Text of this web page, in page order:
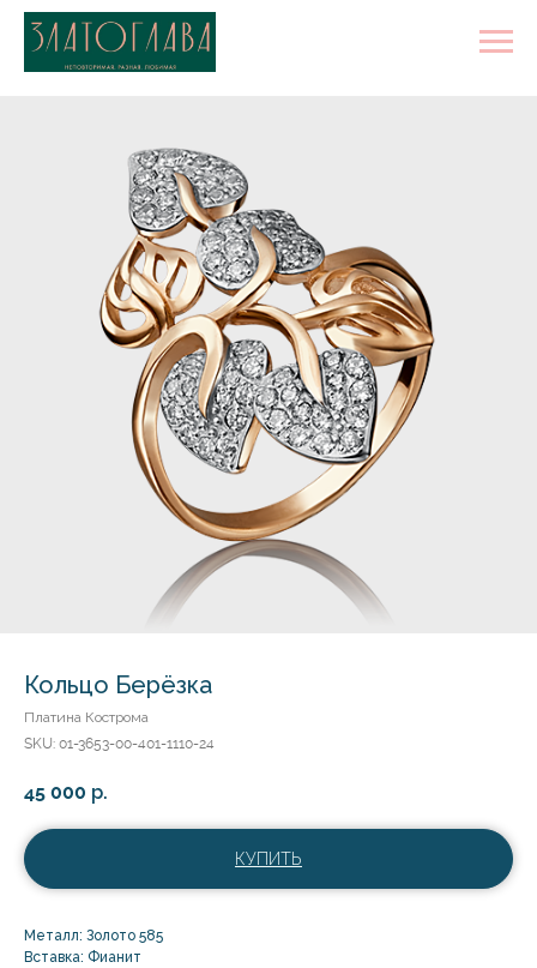
Кольцо Берёзка
Платина Кострома
SKU: 01-3653-00-401-1110-24
45 000 р.
КУПИТЬ
Металл: Золото 585
Вставка: Фианит